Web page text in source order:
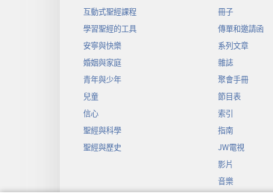
互動式聖經課程
學習聖經的工具
安寧與快樂
婚姻與家庭
青年與少年
兒童
信心
聖經與科學
聖經與歷史
冊子
傳單和邀請函
系列文章
雜誌
聚會手冊
節目表
索引
指南
JW電視
影片
音樂